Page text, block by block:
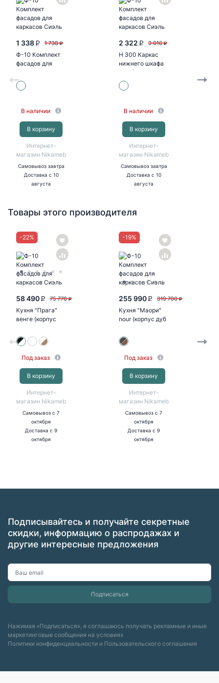
1 338 P 1 738 P
Ф-10 Комплект
фасадов для
Ян В300/Н300...
В наличии
В корзину
Интернет-
магазин Nikameb
Самовывоз завтра
Доставка с 10
августа
2 322 P 3 016 P
Н 300 Каркас
нижнего шкафа
(БЕЛ)
В наличии
В корзину
Интернет-
магазин Nikameb
Самовывоз завтра
Доставка с 10
августа
Товары этого производителя
-22%
58 490 P 75 770 P
Кухня "Прага"
венге (корпус
Под заказ
В корзину
Интернет-
магазин Nikameb
Самовывозс 7
октября
Доставка с 9
октября
-19%
255 990 P 319 700 P
Кухня "Маори"
nour (корпус дуб
Под заказ
В корзину
Интернет-
магазин Nikameb
Самовывозс 7
октября
Доставка с 9
октября
Подписывайтесь и получайте секретные
скидки, информацию о распродажах и
другие интересные предложения
Нажимая «Подписаться», я соглашаюсь получать рекламные и иные
маркетинговые сообщения на условиях
Политики конфиденциальности и Пользовательского соглашения